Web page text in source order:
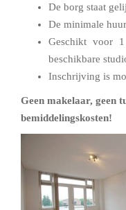
De borg staat
De minimale
Geschikt voor
beschikbare
Inschrijving is
Geen makelaar, geen
bemiddelingskosten!